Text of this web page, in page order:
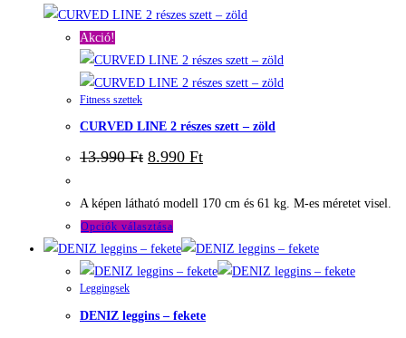
terméknek
variációja
van.
változatok
a
Akció!
Fitness szettek
CURVED LINE 2 részes szett – zöld
13.990Ft Original
price
13.990 Ft.
8.990 FtCurrent
price
8.990 Ft.
A képen látható modell 170 cm és 61 kg. M-es méretet visel.
Opciók választása
a
terméknek
variációja
Leggingsek
DENIZ leggins – fekete